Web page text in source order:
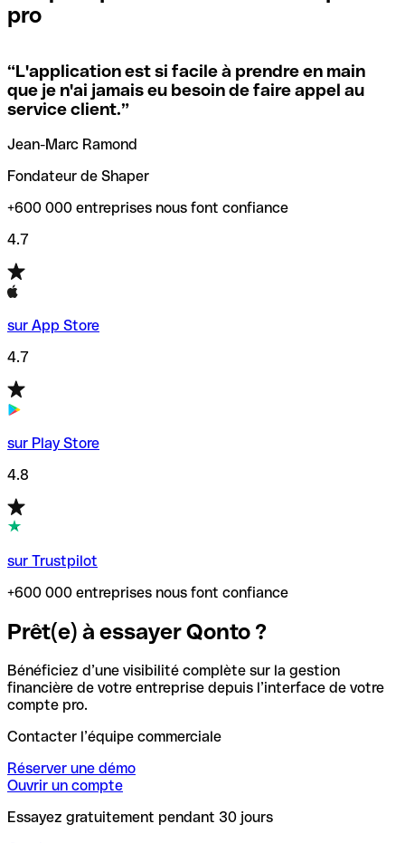
locales.
Si vous n'êtes pas sûr du code SWIFT que vous devriez
utiliser, nous avons développé un outil de recherche de
codes SWIFT par nom de banque.
vérification/recherche de codes SWIFT. Ainsi, vous pouvez
trouver et vérifier vos codes SWIFT avant de réaliser vos
transferts d’argent.
pro
“L'application est si facile à prendre en main
que je n'ai jamais eu besoin de faire appel au
service client.”
Jean-Marc Ramond
Fondateur de Shaper
+600 000 entreprises nous font confiance
4.7
sur App Store
4.7
sur Play Store
4.8
sur Trustpilot
+600 000 entreprises nous font confiance
Prêt(e) à essayer Qonto ?
Bénéficiez d’une visibilité complète sur la gestion
financière de votre entreprise depuis l’interface de votre
compte pro.
Contacter l’équipe commerciale
Réserver une démo
Ouvrir un compte
Essayez gratuitement pendant 30 jours